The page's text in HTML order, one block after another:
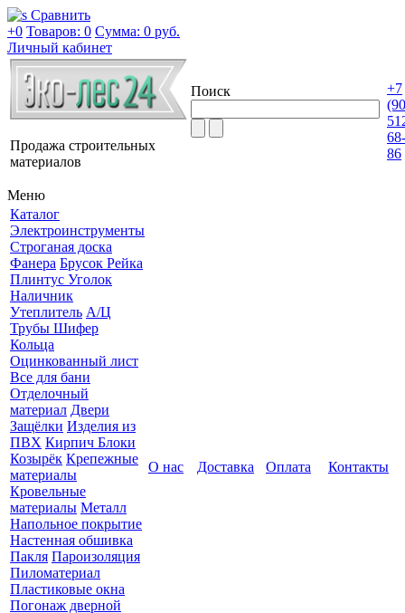
Сравнить
+0 Товаров: 0 Сумма: 0 руб.
Личный кабинет
Продажа строительных
материалов
Поиск
+7
68-
86
Меню
Каталог
Электроинструменты
Строганая доска
Фанера Брусок Рейка
Плинтус Уголок
Наличник
Утеплитель А/Ц
Трубы Шифер
Кольца
Оцинкованный лист
Все для бани
Отделочный
материал Двери
Защёлки Изделия из
ПВХ Кирпич Блоки
Козырёк Крепежные
материалы
Кровельные
материалы Металл
Напольное покрытие
Настенная обшивка
Пакля Пароизоляция
Пиломатериал
Пластиковые окна
Погонаж дверной
О нас Доставка Оплата Контакты